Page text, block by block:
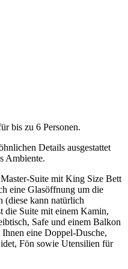
bis zu 6 Personen.
Details ausgestattet
Ambiente.
Suite mit King Size Bett
eine Glasöffnung um die
(diese kann natürlich
die Suite mit einem Kamin,
Safe und einem Balkon
Ihnen eine Doppel-Dusche,
Fön sowie Utensilien für